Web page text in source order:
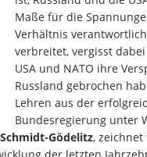
Maße für die
Verhältnis
verbreitet, vergisst
USA und NATO ihre
Russland gebrochen
Lehren aus der
Bundesregierung unter
Gödelitz, zeichnet